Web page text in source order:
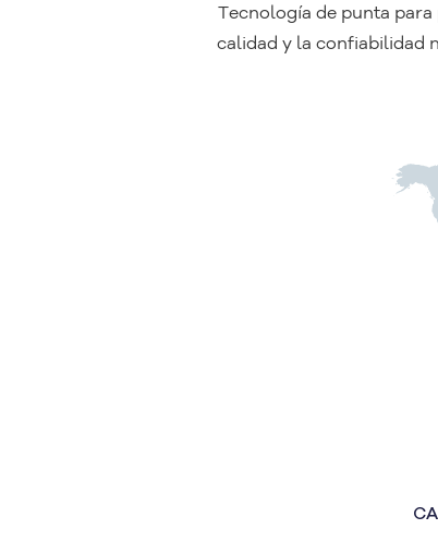
Tecnología de punta
calidad y la confiabilidad